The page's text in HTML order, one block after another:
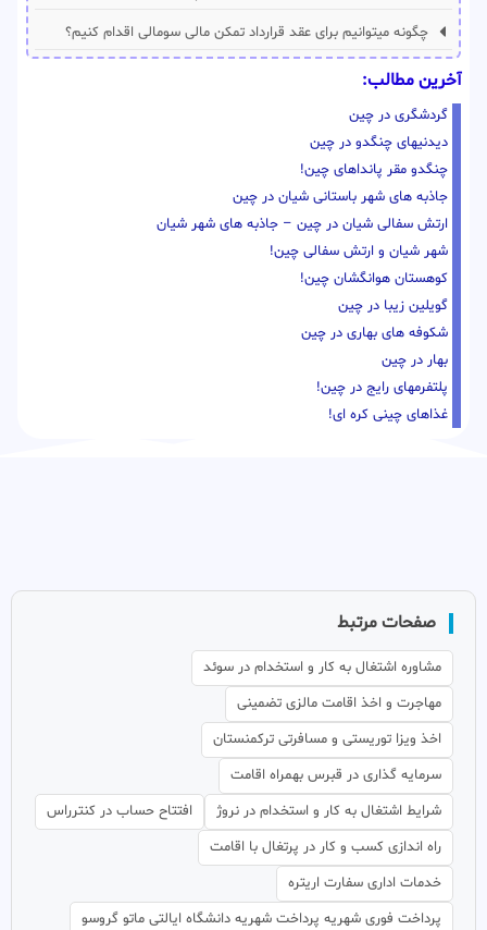
چگونه میتوانیم برای عقد قرارداد تمکن مالی سومالی اقدام کنیم؟
آخرین مطالب:
گردشگری در چین
دیدنیهای چنگدو در چین
چنگدو مقر پانداهای چین!
جاذبه های شهر باستانی شیان در چین
ارتش سفالی شیان در چین – جاذبه های شهر شیان
شهر شیان و ارتش سفالی چین!
کوهستان هوانگشان چین!
گویلین زیبا در چین
شکوفه های بهاری در چین
بهار در چین
پلتفرمهای رایج در چین!
غذاهای چینی کره ای!
صفحات مرتبط
مشاوره اشتغال به کار و استخدام در سوئد
مهاجرت و اخذ اقامت مالزی تضمینی
اخذ ویزا توریستی و مسافرتی ترکمنستان
سرمایه گذاری در قبرس بهمراه اقامت
شرایط اشتغال به کار و استخدام در نروژ
افتتاح حساب در کنترراس
راه اندازی کسب و کار در پرتغال با اقامت
خدمات اداری سفارت اریتره
پرداخت فوری شهریه پرداخت شهریه دانشگاه ایالتی ماتو گروسو